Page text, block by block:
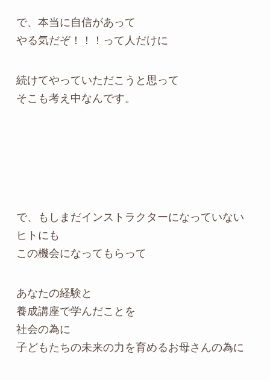
で、本当に自信があって
やる気だぞ！！！って人だけに
続けてやっていただこうと思って
そこも考え中なんです。
で、もしまだインストラクターになっていない
ヒトにも
この機会になってもらって
あなたの経験と
養成講座で学んだことを
社会の為に
子どもたちの未来の力を育めるお母さんの為に